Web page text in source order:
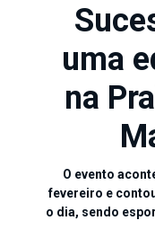
uma
na
O evento
fevereiro e
o dia, sendo